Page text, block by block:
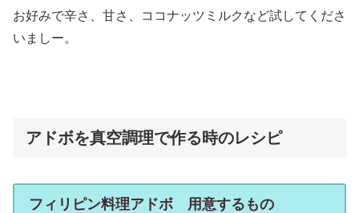
お好みで辛さ、甘さ、ココナッツミルクなど試してくださ
いましー。
アドボを真空調理で作る時のレシピ
フィリピン料理アドボ 用意するもの